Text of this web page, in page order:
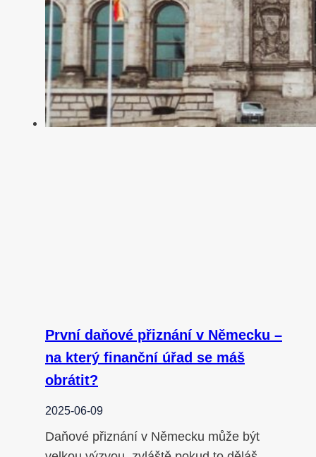
První daňové přiznání v Německu –
na který finanční úřad se máš
obrátit?
2025-06-09
Daňové přiznání v Německu může být